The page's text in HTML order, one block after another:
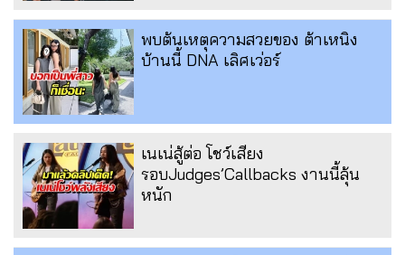
พบต้นเหตุความสวยของ ต้าเหนิง
บ้านนี้ DNA เลิศเว่อร์
เนเน่สู้ต่อ โชว์เสียง
รอบJudges’Callbacks งานนี้ลุ้น
หนัก